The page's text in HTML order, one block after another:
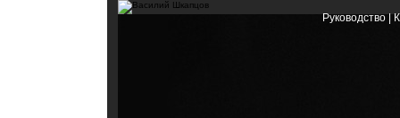
Руководство|